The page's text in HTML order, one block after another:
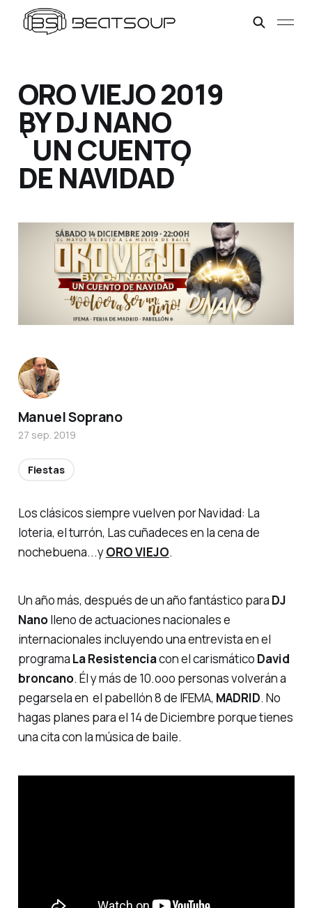
ORO VIEJO 2019
BY DJ NANO
`UN CUENTO
DE NAVIDAD´
Los clásicos siempre vuelven por Navidad: La
loteria, el turrón, Las cuñadeces en la cena de
nochebuena...yORO VIEJO.
Un año más, después de un año fantástico para DJ
Nanolleno de actuaciones nacionales e
internacionales incluyendo una entrevista en el
programa La Resistenciacon el carismático David
broncano. Él y más de 10.ooo personas volverán a
pegarsela en el pabellón 8 de IFEMA, MADRID. No
hagas planes para el 14 de Diciembre porque tienes
una cita con la música de baile.
Manuel Soprano
27 sep. 2019
Fiestas